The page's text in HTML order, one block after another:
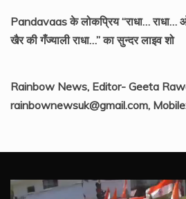
Pandavaas के लोकप्रिय “राधा… राधा… ओ
खैर की गँज्याली राधा…” का सुन्दर लाइव शो
Rainbow News, Editor- Geeta
rainbownewsuk@gmail.com,
Video